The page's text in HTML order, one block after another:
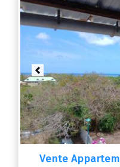
Previous
Vente